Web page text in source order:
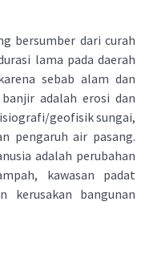
bersumber dari curah
lama pada daerah
sebab alam dan
adalah erosi dan
geofisik sungai,
pengaruh air pasang.
adalah perubahan
kawasan padat
kerusakan bangunan